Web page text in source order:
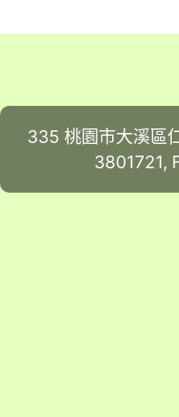
335 桃園市大溪區
3801721,